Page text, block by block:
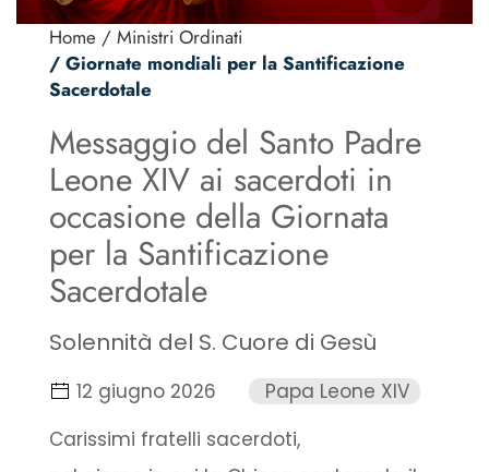
Home / Ministri Ordinati
/ Giornate mondiali per la Santificazione
Sacerdotale
Messaggio del Santo Padre
Leone XIV ai sacerdoti in
occasione della Giornata
per la Santificazione
Sacerdotale
Solennità del S. Cuore di Gesù
12 giugno 2026
Papa Leone XIV
Carissimi fratelli sacerdoti,